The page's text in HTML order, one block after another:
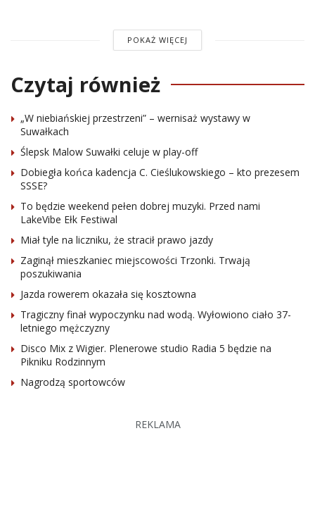
POKAŻ WIĘCEJ
Czytaj również
„W niebiańskiej przestrzeni” – wernisaż wystawy w
Suwałkach
Ślepsk Malow Suwałki celuje w play-off
Dobiegła końca kadencja C. Cieślukowskiego – kto prezesem
SSSE?
To będzie weekend pełen dobrej muzyki. Przed nami
LakeVibe Ełk Festiwal
Miał tyle na liczniku, że stracił prawo jazdy
Zaginął mieszkaniec miejscowości Trzonki. Trwają
poszukiwania
Jazda rowerem okazała się kosztowna
Tragiczny finał wypoczynku nad wodą. Wyłowiono ciało 37-
letniego mężczyzny
Disco Mix z Wigier. Plenerowe studio Radia 5 będzie na
Pikniku Rodzinnym
Nagrodzą sportowców
REKLAMA